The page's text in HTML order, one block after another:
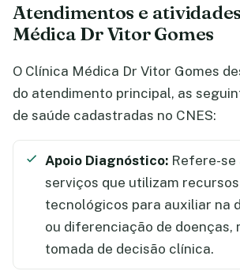
Atendimentos e
Médica Dr Vitor Gomes
O Clínica Médica Dr Vitor Gomes
do atendimento principal, as
de saúde cadastradas no CNES:
Apoio Diagnóstico: Refere-se
serviços que utilizam
tecnológicos para auxiliar na
ou diferenciação de doenças,
tomada de decisão clínica.